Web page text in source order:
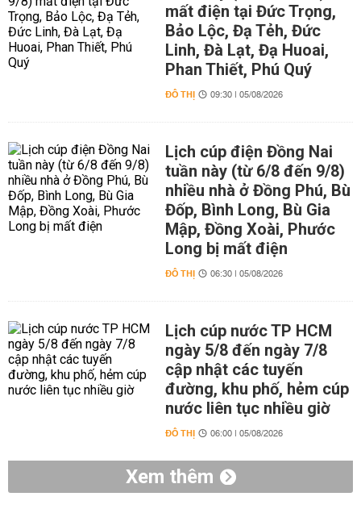
mất điện tại Đức Trọng,
Bảo Lộc, Đạ Tẻh, Đức
Linh, Đà Lạt, Đạ Huoai,
Phan Thiết, Phú Quý
ĐÔ THỊ 09:30 | 05/08/2026
Lịch cúp điện Đồng Nai
tuần này (từ 6/8 đến 9/8)
nhiều nhà ở Đồng Phú, Bù
Đốp, Bình Long, Bù Gia
Mập, Đồng Xoài, Phước
Long bị mất điện
ĐÔ THỊ 06:30 | 05/08/2026
Lịch cúp nước TP HCM
ngày 5/8 đến ngày 7/8
cập nhật các tuyến
đường, khu phố, hẻm cúp
nước liên tục nhiều giờ
ĐÔ THỊ 06:00 | 05/08/2026
Xem thêm